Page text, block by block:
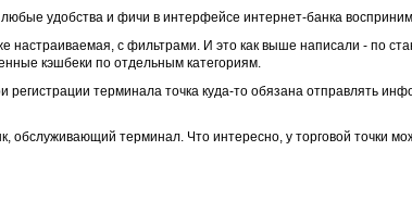
удобства и фичи в интерфейсе интернет-банка
настраиваемая, с фильтрами. И это как выше написали - по
кэшбеки по отдельным категориям.
регистрации терминала точка куда-то обязана отправлять
обслуживающий терминал. Что интересно, у торговой точки